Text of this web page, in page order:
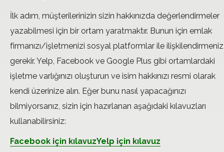
İlk adım, müşterilerinizin sizin hakkınızda değerlendirmeler
yazabilmesi için bir ortam yaratmaktır. Bunun için emlak
firmanızı/işletmenizi sosyal platformlar ile ilişkilendirmeniz
gerekir. Yelp, Facebook ve Google Plus gibi ortamlardaki
işletme varlığınızı oluşturun ve isim hakkınızı resmi olarak
kendi üzerinize alın. Eğer bunu nasıl yapacağınızı
bilmiyorsanız, sizin için hazırlanan aşağıdaki kılavuzları
kullanabilirsiniz:
Facebook için kılavuzYelp için kılavuz